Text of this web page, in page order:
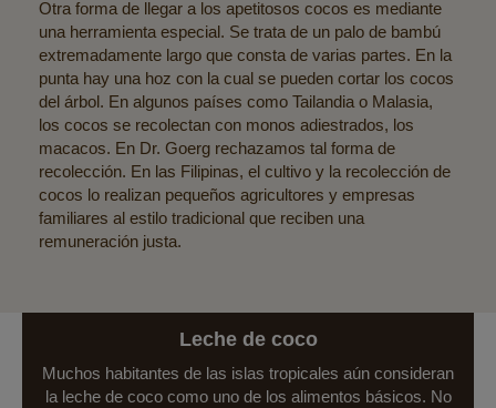
Otra forma de llegar a los apetitosos cocos es mediante
una herramienta especial. Se trata de un palo de bambú
extremadamente largo que consta de varias partes. En la
punta hay una hoz con la cual se pueden cortar los cocos
del árbol. En algunos países como Tailandia o Malasia,
los cocos se recolectan con monos adiestrados, los
macacos. En Dr. Goerg rechazamos tal forma de
recolección. En las Filipinas, el cultivo y la recolección de
cocos lo realizan pequeños agricultores y empresas
familiares al estilo tradicional que reciben una
remuneración justa.
Leche de coco
Muchos habitantes de las islas tropicales aún consideran
la leche de coco como uno de los alimentos básicos. No